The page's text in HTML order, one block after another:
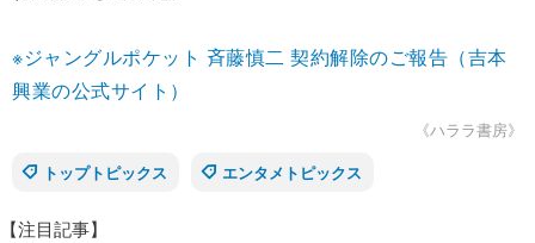
※ジャングルポケット 斉藤慎二 契約解除のご報告（吉本
興業の公式サイト）
《ハララ書房》
トップトピックス
エンタメトピックス
【注目記事】